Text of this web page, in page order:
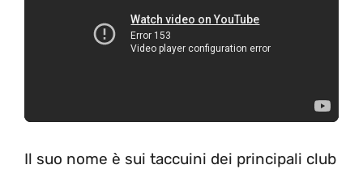
Il suo nome è sui taccuini dei principali club